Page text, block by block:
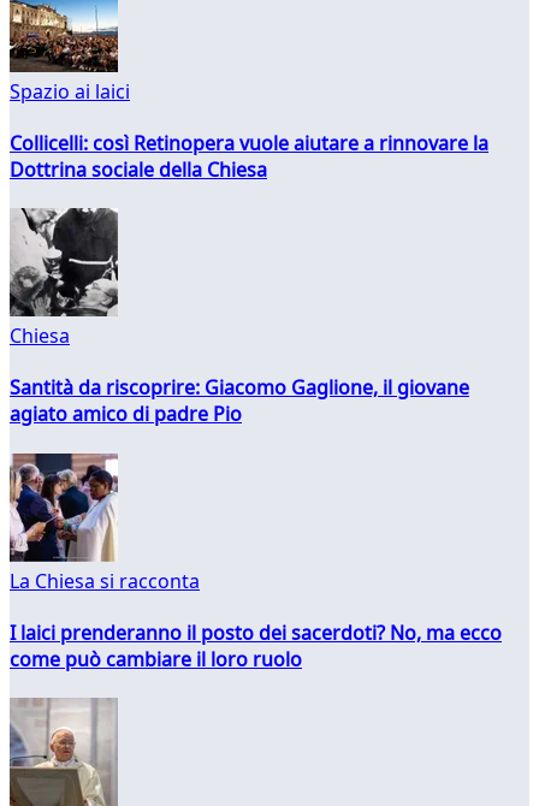
Spazio ai laici
Collicelli: così Retinopera vuole aiutare a rinnovare la
Dottrina sociale della Chiesa
Chiesa
Santità da riscoprire: Giacomo Gaglione, il giovane
agiato amico di padre Pio
La Chiesa si racconta
I laici prenderanno il posto dei sacerdoti? No, ma ecco
come può cambiare il loro ruolo